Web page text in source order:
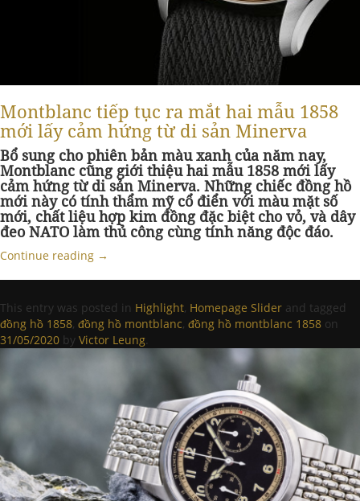
Montblanc tiếp tục ra mắt hai mẫu 1858
mới lấy cảm hứng từ di sản Minerva
Bổ sung cho phiên bản màu xanh của năm nay,
Montblanc cũng giới thiệu hai mẫu 1858 mới lấy
cảm hứng từ di sản Minerva. Những chiếc đồng hồ
mới này có tính thẩm mỹ cổ điển với màu mặt số
mới, chất liệu hợp kim đồng đặc biệt cho vỏ, và dây
đeo NATO làm thủ công cùng tính năng độc đáo.
Continue reading →
This entry was posted in Highlight, Homepage Slider and tagged
đồng hồ 1858, đồng hồ montblanc, đồng hồ montblanc 1858 on
31/05/2020 by Victor Leung.